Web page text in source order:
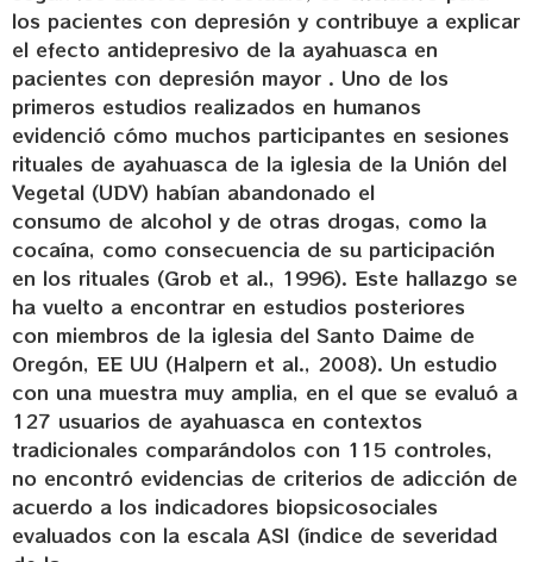
los pacientes con depresión y contribuye a explicar
el efecto antidepresivo de la ayahuasca en
pacientes con depresión mayor . Uno de los
primeros estudios realizados en humanos
evidenció cómo muchos participantes en sesiones
rituales de ayahuasca de la iglesia de la Unión del
Vegetal (UDV) habían abandonado el
consumo de alcohol y de otras drogas, como la
cocaína, como consecuencia de su participación
en los rituales (Grob et al., 1996). Este hallazgo se
ha vuelto a encontrar en estudios posteriores
con miembros de la iglesia del Santo Daime de
Oregón, EE UU (Halpern et al., 2008). Un estudio
con una muestra muy amplia, en el que se evaluó a
127 usuarios de ayahuasca en contextos
tradicionales comparándolos con 115 controles,
no encontró evidencias de criterios de adicción de
acuerdo a los indicadores biopsicosociales
evaluados con la escala ASI (índice de severidad